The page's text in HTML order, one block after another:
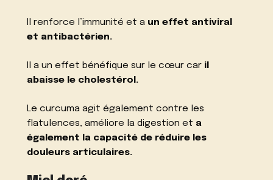
Il renforce l’immunité et a un effet antiviral
et antibactérien.
Il a un effet bénéfique sur le cœur car il
abaisse le cholestérol.
Le curcuma agit également contre les
flatulences, améliore la digestion et a
également la capacité de réduire les
douleurs articulaires.